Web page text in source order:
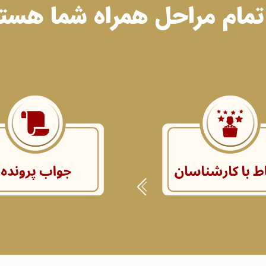
مراحل همراه شما